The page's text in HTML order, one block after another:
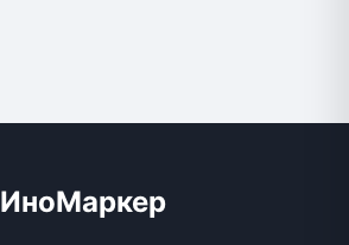
ИноМаркер